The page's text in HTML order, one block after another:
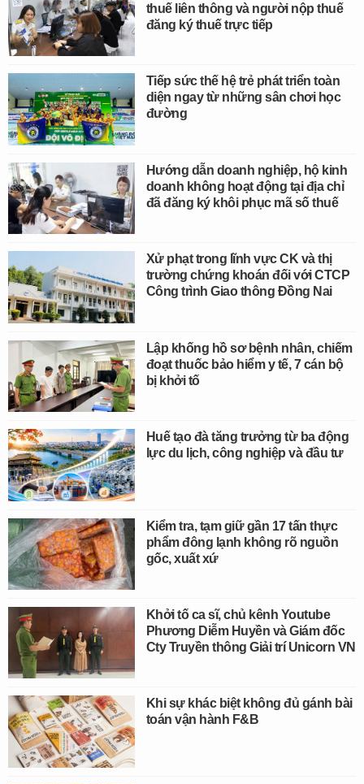
thuế liên thông và người nộp thuế
đăng ký thuế trực tiếp
Tiếp sức thế hệ trẻ phát triển toàn
diện ngay từ những sân chơi học
đường
Hướng dẫn doanh nghiệp, hộ kinh
doanh không hoạt động tại địa chỉ
đã đăng ký khôi phục mã số thuế
Xử phạt trong lĩnh vực CK và thị
trường chứng khoán đối với CTCP
Công trình Giao thông Đồng Nai
Lập khống hồ sơ bệnh nhân, chiếm
đoạt thuốc bảo hiểm y tế, 7 cán bộ
bị khởi tố
Huế tạo đà tăng trưởng từ ba động
lực du lịch, công nghiệp và đầu tư
Kiểm tra, tạm giữ gần 17 tấn thực
phẩm đông lạnh không rõ nguồn
gốc, xuất xứ
Khởi tố ca sĩ, chủ kênh Youtube
Phương Diễm Huyền và Giám đốc
Cty Truyền thông Giải trí Unicorn VN
Khi sự khác biệt không đủ gánh bài
toán vận hành F&B